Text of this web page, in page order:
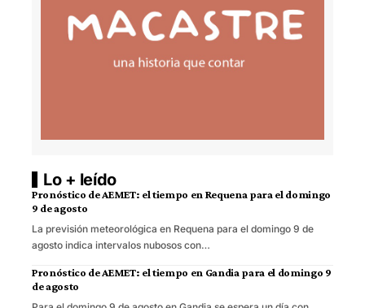
Lo + leído
Pronóstico de AEMET: el tiempo en Requena para el domingo
9 de agosto
La previsión meteorológica en Requena para el domingo 9 de
agosto indica intervalos nubosos con…
Pronóstico de AEMET: el tiempo en Gandia para el domingo 9
de agosto